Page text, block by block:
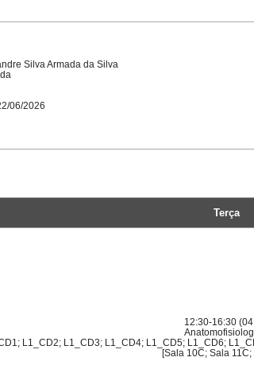
Silva Armada da Silva
06/2026
Terça
12:30-16:30
L1_CD2; L1_CD3; L1_CD4; L1_CD5; L1_CD6;
[Sala 10C; Sala